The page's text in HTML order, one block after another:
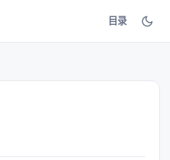
目录